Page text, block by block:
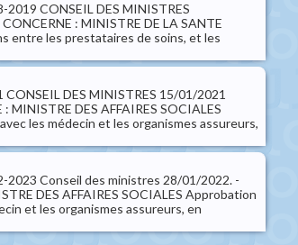
CONSEIL DES MINISTRES
: MINISTRE DE LA SANTE
entre les prestataires de soins, et les
DES MINISTRES 15/01/2021
DES AFFAIRES SOCIALES
les médecin et les organismes assureurs,
Conseil des ministres 28/01/2022. -
DES AFFAIRES SOCIALES Approbation
et les organismes assureurs, en